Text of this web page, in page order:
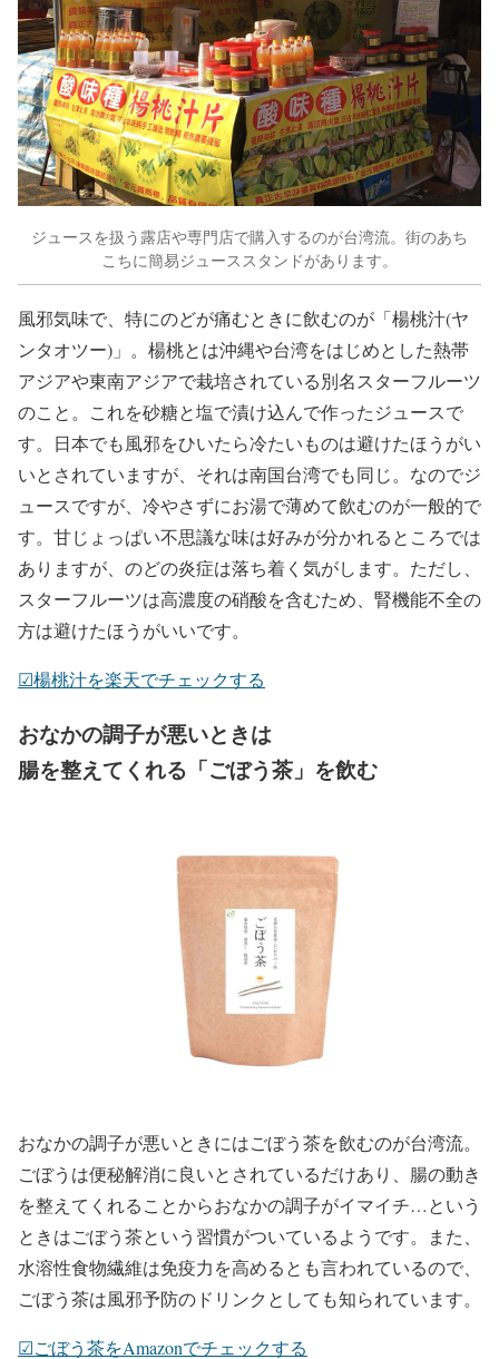
ジュースを扱う露店や専門店で購入するのが台湾流。街のあち
こちに簡易ジューススタンドがあります。
風邪気味で、特にのどが痛むときに飲むのが「楊桃汁(ヤ
ンタオツー) 」。楊桃とは沖縄や台湾をはじめとした熱帯
アジアや東南アジアで栽培されている別名スターフルーツ
のこと。これを砂糖と塩で漬け込んで作ったジュースで
す。日本でも風邪をひいたら冷たいものは避けたほうがい
いとされていますが、それは南国台湾でも同じ。なのでジ
ュースですが、冷やさずにお湯で薄めて飲むのが一般的で
す。甘じょっぱい不思議な味は好みが分かれるところでは
ありますが、のどの炎症は落ち着く気がします。ただし、
スターフルーツは高濃度の硝酸を含むため、腎機能不全の
方は避けたほうがいいです。
☑︎楊桃汁を楽天でチェックする
おなかの調子が悪いときは
腸を整えてくれる「ごぼう茶」を飲む
おなかの調子が悪いときにはごぼう茶を飲むのが台湾流。
ごぼうは便秘解消に良いとされているだけあり、腸の動き
を整えてくれることからおなかの調子がイマイチ…という
ときはごぼう茶という習慣がついているようです。また、
水溶性食物繊維は免疫力を高めるとも言われているので、
ごぼう茶は風邪予防のドリンクとしても知られています。
☑︎ごぼう茶をAmazonでチェックする